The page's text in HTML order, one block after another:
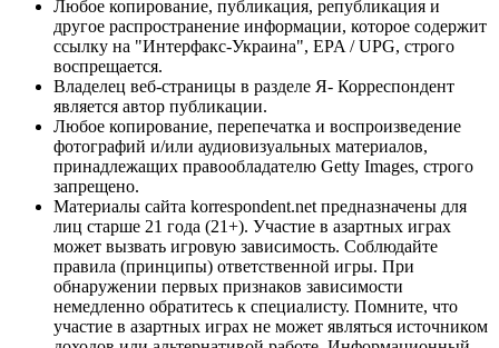
Любое копирование, публикация, републикация и
другое распространение информации, которое содержит
ссылку на "Интерфакс-Украина", EPA / UPG, строго
воспрещается.
Владелец веб-страницы в разделе Я- Корреспондент
является автор публикации.
Любое копирование, перепечатка и воспроизведение
фотографий и/или аудиовизуальных материалов,
принадлежащих правообладателю Getty Images, строго
запрещено.
Материалы сайта korrespondent.net предназначены для
лиц старше 21 года (21+). Участие в азартных играх
может вызвать игровую зависимость. Соблюдайте
правила (принципы) ответственной игры. При
обнаружении первых признаков зависимости
немедленно обратитесь к специалисту. Помните, что
участие в азартных играх не может являться источником